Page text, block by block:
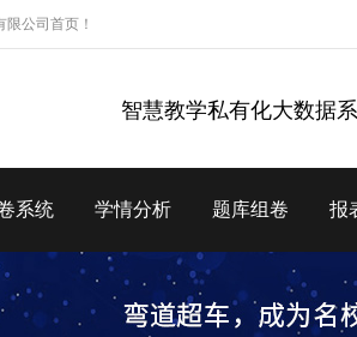
公司首页！
智慧教学私有化大数据
系统 学情分析 题库组卷 报